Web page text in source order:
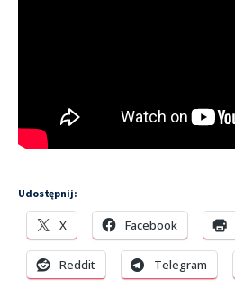
Udostępnij:
X Facebook
Reddit Telegram